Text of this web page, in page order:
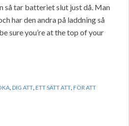
så tar batteriet slut just då. Man
har den andra på laddning så
sure you’re at the top of your
,DIG ATT,ETT SÄTT ATT,FÖR ATT